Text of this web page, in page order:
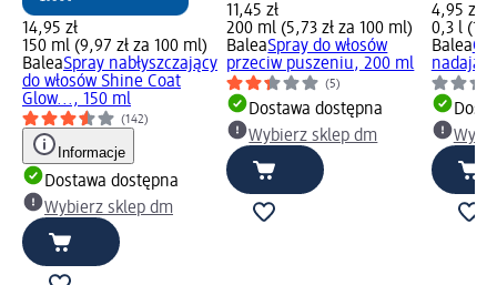
14,95 zł
150 ml (9,97 zł za 100 ml)
BaleaSpray nabłyszczający
do włosów Shine Coat
Glow..., 150 ml
(142)
Informacje
Dostawa dostępna
Wybierz sklep dm
11,45 zł
200 ml (5,73 zł za 100 ml)
BaleaSpray do włosów
przeciw puszeniu, 200 ml
(5)
Dostawa dostępna
Wybierz sklep dm
4,95 zł
0,3 l
Balea